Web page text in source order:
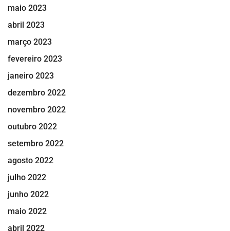
maio 2023
abril 2023
março 2023
fevereiro 2023
janeiro 2023
dezembro 2022
novembro 2022
outubro 2022
setembro 2022
agosto 2022
julho 2022
junho 2022
maio 2022
abril 2022